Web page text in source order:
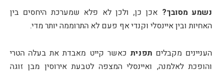
נשמע מסובך? אכן כן, ולכן לא פלא שמערכת היחסים בין
האחיות ובין איינסלי וקנדי אף פעם לא התרוממה יותר מדי.
העניינים מקבליםתפנית כאשר קייט מאבדת את בעלה הטרי
והופכת לאלמנה, ואיינסלי המצפה לטבעת אירוסין מבן זוגה